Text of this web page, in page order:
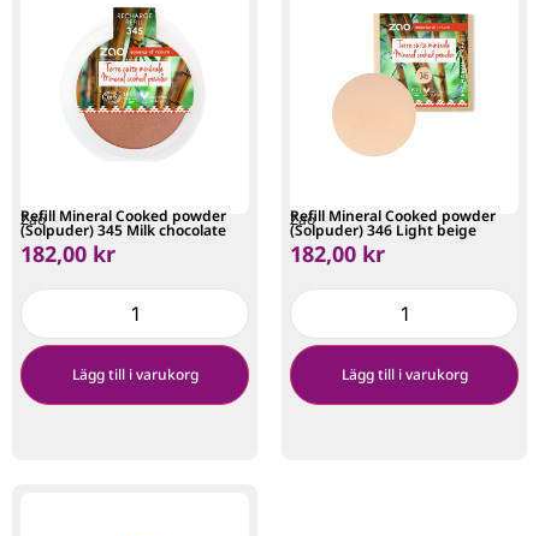
Zao
Refill Mineral Cooked powder
(Solpuder) 345 Milk chocolate
182,00 kr
Lägg till i varukorg
Zao
Refill Mineral Cooked powder
(Solpuder) 346 Light beige
182,00 kr
Lägg till i varukorg